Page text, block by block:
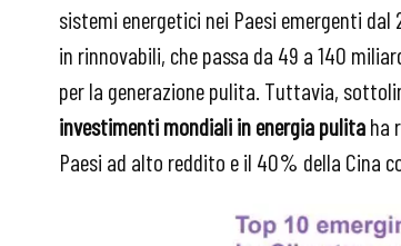
sistemi energetici nei Paesi emergenti
in rinnovabili, che passa da 49 a 140
per la generazione pulita. Tuttavia,
investimenti mondiali in energia pulitaha
Paesi ad alto reddito e il 40% della Cina